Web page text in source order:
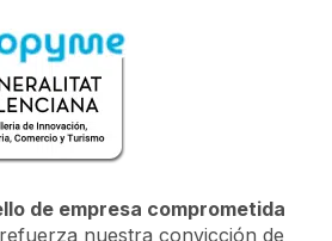
de empresa comprometida
refuerza nuestra convicción de